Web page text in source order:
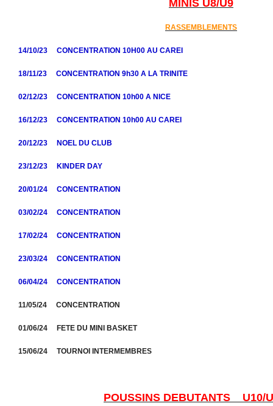
MINIS U8/U9
RASSEMBLEMENTS
14/10/23 CONCENTRATION 10H00 AU CAREI
18/11/23 CONCENTRATION 9h30 A LA TRINITE
02/12/23 CONCENTRATION 10h00 A NICE
16/12/23 CONCENTRATION 10h00 AU CAREI
20/12/23 NOEL DU CLUB
23/12/23 KINDER DAY
20/01/24 CONCENTRATION
03/02/24 CONCENTRATION
17/02/24 CONCENTRATION
23/03/24 CONCENTRATION
06/04/24 CONCENTRATION
11/05/24 CONCENTRATION
01/06/24 FETE DU MINI BASKET
15/06/24 TOURNOI INTERMEMBRES
POUSSINS DEBUTANTS U10/